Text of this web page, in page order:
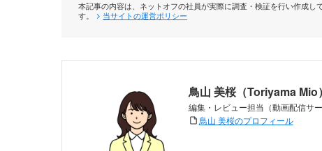
本記事の内容は、ネットオフの社員が実際に調査・検証を行い作成
す。
当サイトの運営ポリシー
鳥山 美桜（Toriyama Mio）
編集・レビュー担当（動画配信サ
鳥山 美桜のプロフィール